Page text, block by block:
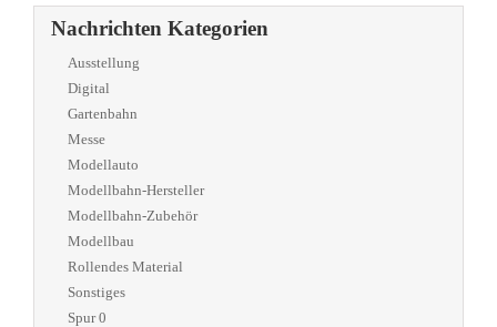
Nachrichten Kategorien
Ausstellung
Digital
Gartenbahn
Messe
Modellauto
Modellbahn-Hersteller
Modellbahn-Zubehör
Modellbau
Rollendes Material
Sonstiges
Spur 0